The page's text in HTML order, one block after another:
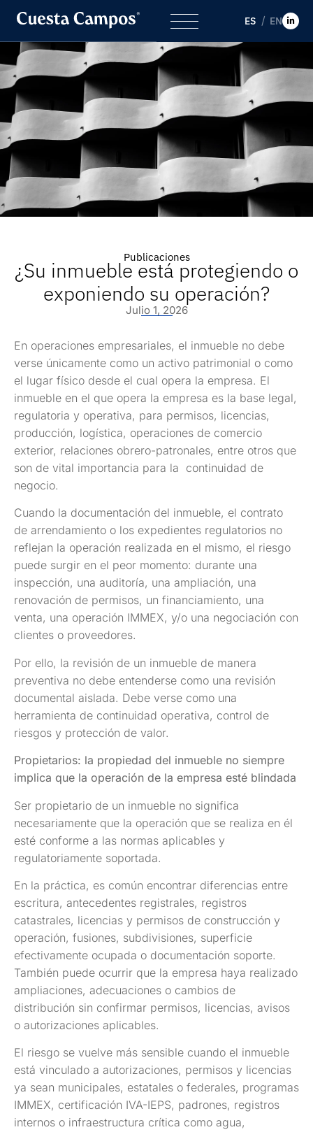
ES EN
Publicaciones
¿Su inmueble está protegiendo o
exponiendo su operación?
Julio 1, 2026
En operaciones empresariales, el inmueble no debe
verse únicamente como un activo patrimonial o como
el lugar físico desde el cual opera la empresa. El
inmueble en el que opera la empresa es la base legal,
regulatoria y operativa, para permisos, licencias,
producción, logística, operaciones de comercio
exterior, relaciones obrero-patronales, entre otros que
son de vital importancia para la continuidad de
negocio.
Cuando la documentación del inmueble, el contrato
de arrendamiento o los expedientes regulatorios no
reflejan la operación realizada en el mismo, el riesgo
puede surgir en el peor momento: durante una
inspección, una auditoría, una ampliación, una
renovación de permisos, un financiamiento, una
venta, una operación IMMEX, y/o una negociación con
clientes o proveedores.
Por ello, la revisión de un inmueble de manera
preventiva no debe entenderse como una revisión
documental aislada. Debe verse como una
herramienta de continuidad operativa, control de
riesgos y protección de valor.
Propietarios: la propiedad del inmueble no siempre
implica que la operación de la empresa esté blindada
Ser propietario de un inmueble no significa
necesariamente que la operación que se realiza en él
esté conforme a las normas aplicables y
regulatoriamente soportada.
En la práctica, es común encontrar diferencias entre
escritura, antecedentes registrales, registros
catastrales, licencias y permisos de construcción y
operación, fusiones, subdivisiones, superficie
efectivamente ocupada o documentación soporte.
También puede ocurrir que la empresa haya realizado
ampliaciones, adecuaciones o cambios de
distribución sin confirmar permisos, licencias, avisos
o autorizaciones aplicables.
El riesgo se vuelve más sensible cuando el inmueble
está vinculado a autorizaciones, permisos y licencias
ya sean municipales, estatales o federales, programas
IMMEX, certificación IVA-IEPS, padrones, registros
internos o infraestructura crítica como agua,